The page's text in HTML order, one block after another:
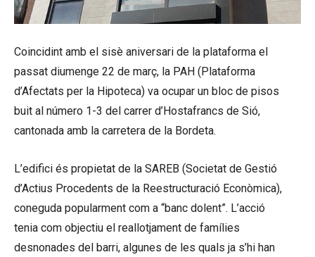
Coincidint amb el sisè aniversari de la plataforma el
passat diumenge 22 de març, la PAH (Plataforma
d’Afectats per la Hipoteca) va ocupar un bloc de pisos
buit al número 1-3 del carrer d’Hostafrancs de Sió,
cantonada amb la carretera de la Bordeta.
L’edifici és propietat de la SAREB (Societat de Gestió
d’Actius Procedents de la Reestructuració Econòmica),
coneguda popularment com a “banc dolent”. L’acció
tenia com objectiu el reallotjament de famílies
desnonades del barri, algunes de les quals ja s’hi han